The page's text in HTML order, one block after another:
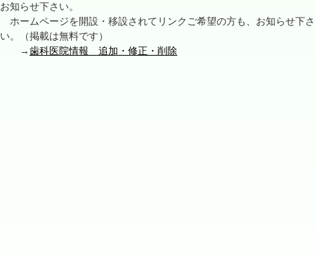
お知らせ下さい。
ホームページを開設・移設されてリンクご希望の方も、お知らせ下さ
い。（掲載は無料です）
→歯科医院情報 追加・修正・削除